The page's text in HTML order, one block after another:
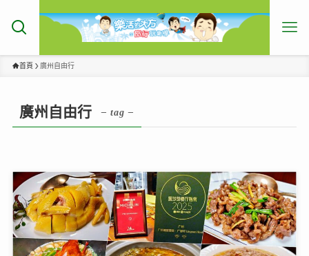
首頁 廣州自由行
廣州自由行 – tag –